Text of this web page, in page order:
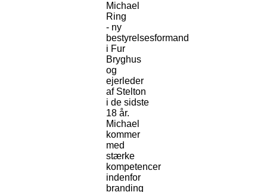
Michael
Ring
- ny
bestyrelsesformand
i Fur
Bryghus
og
ejerleder
af Stelton
i de sidste
18 år.
Michael
kommer
med
stærke
kompetencer
indenfor
branding